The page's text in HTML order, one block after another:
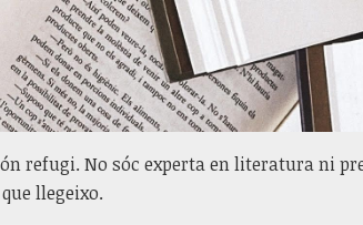
refugi. No sóc experta en literatura ni
llegeixo.